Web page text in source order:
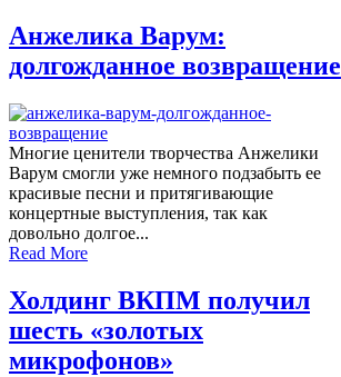
Анжелика Варум:
долгожданное возвращение
Многие ценители творчества Анжелики
Варум смогли уже немного подзабыть ее
красивые песни и притягивающие
концертные выступления, так как
довольно долгое...
Read More
Холдинг ВКПМ получил
шесть «золотых
микрофонов»